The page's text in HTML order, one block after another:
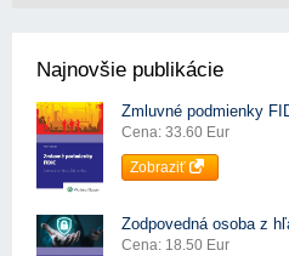
Najnovšie publikácie
Zmluvné podmienky
Cena: 33.60 Eur
Zobraziť
Zodpovedná osoba z
Cena: 18.50 Eur